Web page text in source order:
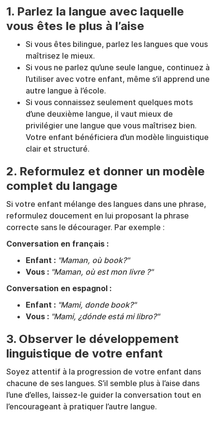
1. Parlez la langue avec laquelle
vous êtes le plus à l’aise
Si vous êtes bilingue, parlez les langues que vous
maîtrisez le mieux.
Si vous ne parlez qu’une seule langue, continuez à
l’utiliser avec votre enfant, même s’il apprend une
autre langue à l’école.
Si vous connaissez seulement quelques mots
d’une deuxième langue, il vaut mieux de
privilégier une langue que vous maîtrisez bien.
Votre enfant bénéficiera d’un modèle linguistique
clair et structuré.
2. Reformulez et donner un modèle
complet du langage
Si votre enfant mélange des langues dans une phrase,
reformulez doucement en lui proposant la phrase
correcte sans le décourager. Par exemple :
Conversation en français :
Enfant : "Maman, où book?"
Vous : "Maman, où est mon livre ?"
Conversation en espagnol :
Enfant : "Mami, donde book?"
Vous : "Mami, ¿dónde está mi libro?"
3. Observer le développement
linguistique de votre enfant
Soyez attentif à la progression de votre enfant dans
chacune de ses langues. S’il semble plus à l’aise dans
l’une d’elles, laissez-le guider la conversation tout en
l’encourageant à pratiquer l’autre langue.